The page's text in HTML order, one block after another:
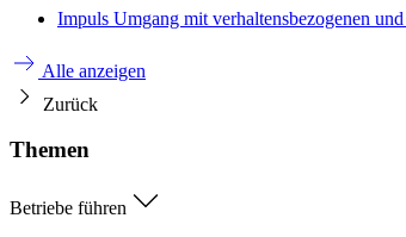
Impuls Umgang mit verhaltensbezogenen
Alle anzeigen
Zurück
Themen
Betriebe führen